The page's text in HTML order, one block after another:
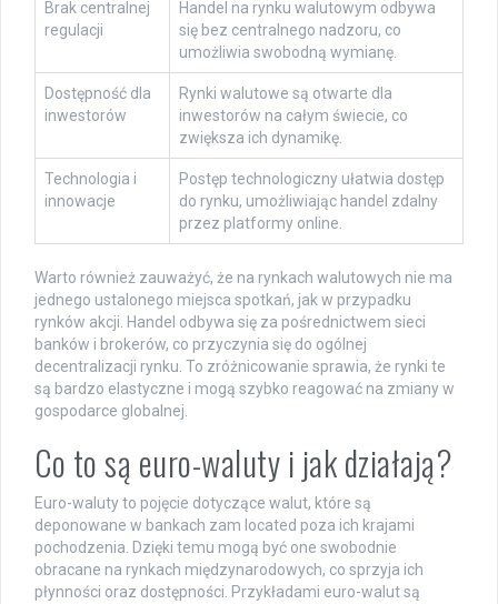
Brak centralnej
regulacji
Handel na rynku walutowym odbywa
się bez centralnego nadzoru, co
umożliwia swobodną wymianę.
Dostępność dla
inwestorów
Rynki walutowe są otwarte dla
inwestorów na całym świecie, co
zwiększa ich dynamikę.
Technologia i
innowacje
Postęp technologiczny ułatwia dostęp
do rynku, umożliwiając handel zdalny
przez platformy online.
Warto również zauważyć, że na rynkach walutowych nie ma
jednego ustalonego miejsca spotkań, jak w przypadku
rynków akcji. Handel odbywa się za pośrednictwem sieci
banków i brokerów, co przyczynia się do ogólnej
decentralizacji rynku. To zróżnicowanie sprawia, że rynki te
są bardzo elastyczne i mogą szybko reagować na zmiany w
gospodarce globalnej.
Co to są euro-waluty i jak działają?
Euro-waluty to pojęcie dotyczące walut, które są
deponowane w bankach zam located poza ich krajami
pochodzenia. Dzięki temu mogą być one swobodnie
obracane na rynkach międzynarodowych, co sprzyja ich
płynności oraz dostępności. Przykładami euro-walut są